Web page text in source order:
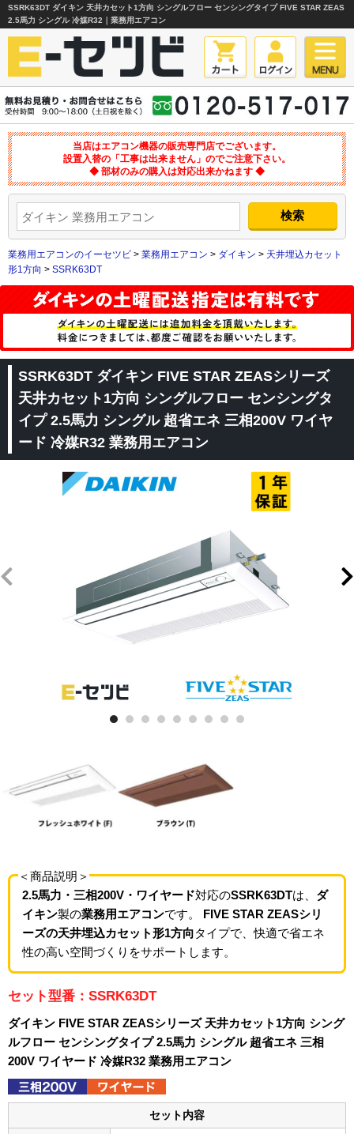
SSRK63DT ダイキン 天井カセット1方向 シングルフロー センシングタイプ FIVE STAR ZEAS
2.5馬力 シングル 冷媒R32｜業務用エアコン
当店はエアコン機器の販売専門店でございます。
設置入替の「工事は出来ません」のでご注意下さい。
◆ 部材のみの購入は対応出来かねます ◆
業務用エアコンのイーセツビ > 業務用エアコン > ダイキン > 天井埋込カセット
形1方向 > SSRK63DT
SSRK63DT ダイキン FIVE STAR ZEASシリーズ
天井カセット1方向 シングルフロー センシングタ
イプ 2.5馬力 シングル 超省エネ 三相200V ワイヤ
ード 冷媒R32 業務用エアコン
＜商品説明＞
2.5馬力・三相200V・ワイヤード対応のSSRK63DTは、 ダ
イキン製の業務用エアコンです。 FIVE STAR ZEASシリ
ーズの天井埋込カセット形1方向タイプで、快適で省エネ
性の高い空間づくりをサポートします。
セット型番：SSRK63DT
ダイキン FIVE STAR ZEASシリーズ 天井カセット1方向 シング
ルフロー センシングタイプ 2.5馬力 シングル 超省エネ 三相
200V ワイヤード 冷媒R32 業務用エアコン
セット内容